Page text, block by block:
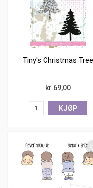
Tiny's Christmas Tree
kr 69,00
KJØP